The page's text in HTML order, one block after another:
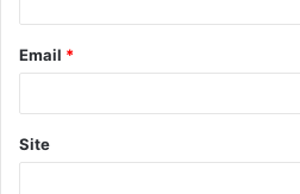
Email *
Site